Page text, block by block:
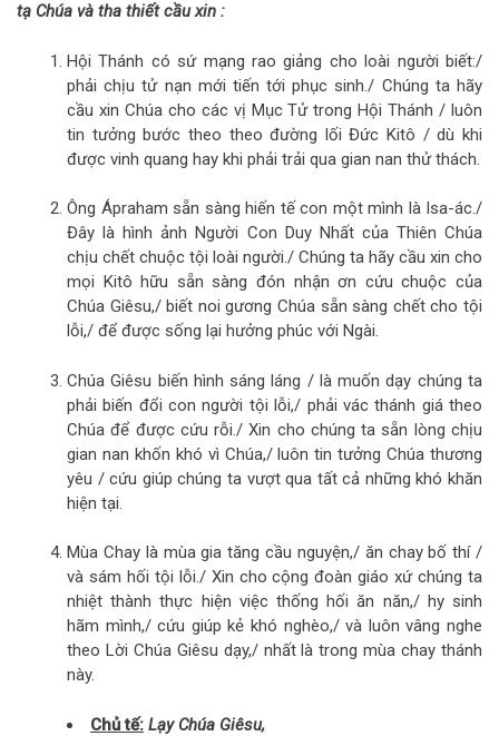
tạ Chúa và tha thiết cầu xin :
Hội Thánh có sứ mạng rao giảng cho loài người biết:/
phải chịu tử nạn mới tiến tới phục sinh./ Chúng ta hãy
cầu xin Chúa cho các vị Mục Tử trong Hội Thánh / luôn
tin tưởng bước theo theo đường lối Đức Kitô / dù khi
được vinh quang hay khi phải trải qua gian nan thử thách.
Ông Ápraham sẵn sàng hiến tế con một mình là Isa-ác./
Đây là hình ảnh Người Con Duy Nhất của Thiên Chúa
chịu chết chuộc tội loài người./ Chúng ta hãy cầu xin cho
mọi Kitô hữu sẵn sàng đón nhận ơn cứu chuộc của
Chúa Giêsu,/ biết noi gương Chúa sẵn sàng chết cho tội
lỗi,/ để được sống lại hưởng phúc với Ngài.
Chúa Giêsu biến hình sáng láng / là muốn dạy chúng ta
phải biến đổi con người tội lỗi,/ phải vác thánh giá theo
Chúa để được cứu rỗi./ Xin cho chúng ta sẵn lòng chịu
gian nan khốn khó vì Chúa,/ luôn tin tưởng Chúa thương
yêu / cứu giúp chúng ta vượt qua tất cả những khó khăn
hiện tại.
Mùa Chay là mùa gia tăng cầu nguyện,/ ăn chay bố thí /
và sám hối tội lỗi./ Xin cho cộng đoàn giáo xứ chúng ta
nhiệt thành thực hiện việc thống hối ăn năn,/ hy sinh
hãm mình,/ cứu giúp kẻ khó nghèo,/ và luôn vâng nghe
theo Lời Chúa Giêsu dạy,/ nhất là trong mùa chay thánh
này.
Chủ tế: Lạy Chúa Giêsu,